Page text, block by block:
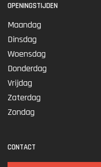
OPENINGSTIJDEN
Maandag
Dinsdag
Woensdag
Donderdag
Vrijdag
Zaterdag
Zondag
CONTACT